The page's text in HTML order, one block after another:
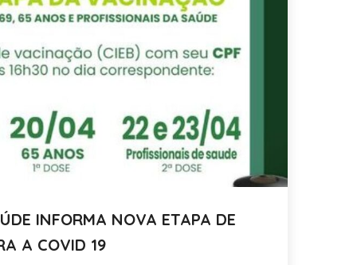
INFORMA NOVA ETAPA DE
A COVID 19